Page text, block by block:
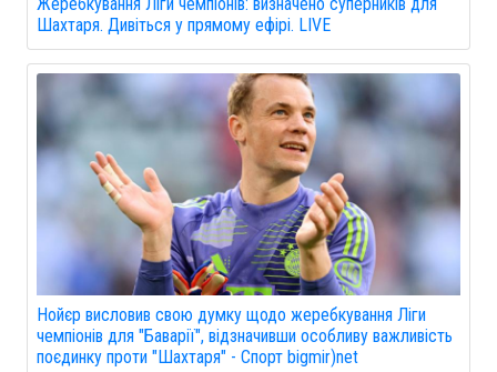
Шахтаря. Дивіться у прямому ефірі. LIVE
Нойєр висловив свою думку щодо жеребкування Ліги
чемпіонів для "Баварії", відзначивши особливу важливість
поєдинку проти "Шахтаря" - Спорт bigmir)net